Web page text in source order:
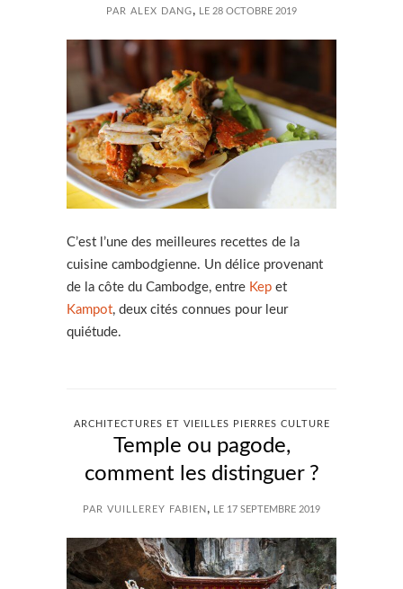
PAR ALEX DANG, LE 28 OCTOBRE 2019
C’est l’une des meilleures recettes de la
cuisine cambodgienne. Un délice provenant
de la côte du Cambodge, entre Kep et
Kampot, deux cités connues pour leur
quiétude.
ARCHITECTURES ET VIEILLES PIERRES CULTURE
Temple ou pagode,
comment les distinguer ?
PAR VUILLEREY FABIEN , LE 17 SEPTEMBRE 2019